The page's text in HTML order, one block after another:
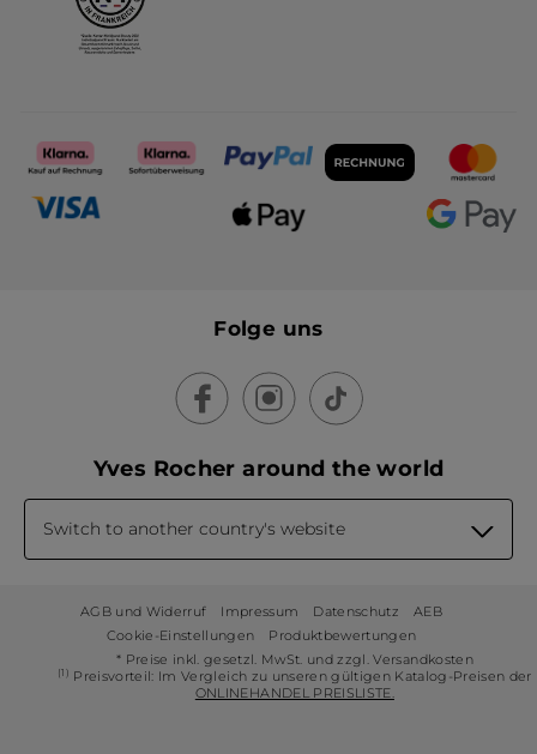
Folge uns
Yves Rocher around the world
Switch to another country's website
AGB und Widerruf Impressum Datenschutz
AEB
Cookie-Einstellungen
Produktbewertungen
* Preise inkl. gesetzl. MwSt. und zzgl. Versandkosten
(1) Preisvorteil: Im Vergleich zu unseren gültigen Katalog-Preisen der
ONLINEHANDEL PREISLISTE.